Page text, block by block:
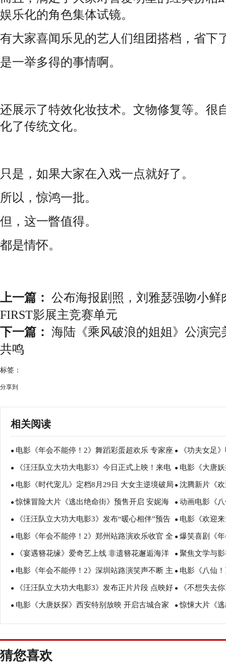
娱乐化的角色集体试镜。
有大家喜闻乐见的艺人们组团搭档，省下
是一举多得的事情啊。
还展示了特效化妆技术。文物修复等。很
化了传统文化。
只是，如果大家在入戏一点就好了。
所以，惊鸿一批。
但，这一瞥值得。
都是情怀。
上一篇： 公布海报剧照，刘雅瑟强吻小
FIRST影展主竞赛单元
下一篇： 海陆《乘风破浪的姐姐》公演
共鸣
标签：
分享到
相关阅读
● 电影《年会不能停！2》舞蹈彩蛋超欢乐 专家座
谈会深度研讨收获满满
● 《功夫女足
情致谢观众 岁
● 《汪汪队立大功大电影3》今日正式上映！来电
影院陪孩子过欢乐暑假
● 电影《大唐
盛赞：“夯！”
● 电影《时代宠儿》定档8月29日 大女主逆境破局
诠释爱与宽恕
● 沈腾新片《
报 烟火气中见
●惊悚冒险大片《逃出绝命街》预售开启 安妮海
瑟薇直面恐龙围猎
● 动画电影《
塑造凡人八仙
● 《汪汪队立大功大电影3》发布“暖心相伴”预告
暑假亲子观影首选
● 电影《欢迎
蒋奇明带中餐
● 电影《年会不能停！2》郑州站路演欢乐收官 全
场爆笑不停共鸣不止
● 爆笑喜剧《
行 张若昀白客
● 《宴遇簪花缘》爱奇艺上线 非遗簪花邂逅海洋
美食
● 聚焦文学与
月报影视改编
● 电影《年会不能停！2》深圳站路演笑声不断 主
创解读分享更多幕后创作
● 电影《八仙
互赠“东北特色
● 《汪汪队立大功大电影3》发布正片片段 点映好
评如潮线下人气爆棚
● 《不想失去
凡生活里的光
● 电影《大唐妖探》西安特别放映 开启古城合家
欢奇幻冒险！
●惊悚大片《
步步紧逼压迫
猜您喜欢